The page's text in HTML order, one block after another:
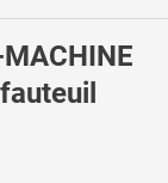
MACHINE